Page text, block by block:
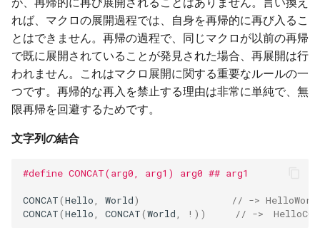
評価
結合
論理演算
れば、マクロの展開過程では、自身を再帰的に再び入るこ
とはできません。再帰の過程で、同じマクロが以前の再帰
で既に展開されていることが発見された場合、再展開は行
われません。これはマクロ展開に関する重要なルールの一
つです。再帰的な再入を禁止する理由は非常に単純で、無
限再帰を回避するためです。
文字列の結合
#define CONCAT(arg0, arg1) arg0 ## arg1
CONCAT(Hello World)
// ->
CONCAT(Hello CONCAT(World ! )) // ->　